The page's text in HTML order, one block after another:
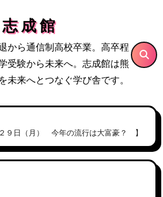
志 成 館
から通信制高校卒業。高卒程
受験から未来へ。志成館は熊
未来へとつなぐ学び舎です。
２９日（月） 今年の流行は大富豪？ 】